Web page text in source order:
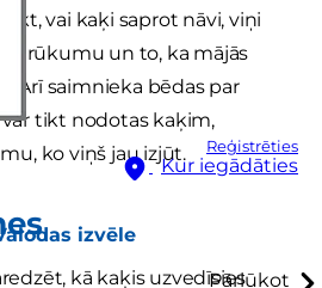
Reģistrēties
Kur iegādāties
izvēle
Pārlūkot
vai kaķi saprot nāvi, viņi
trūkumu un to, ka mājās
Arī saimnieka bēdas par
tikt nodotas kaķim,
ko viņš jau izjūt.
kā kaķis uzvedīsies